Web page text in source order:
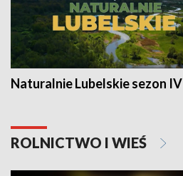
Naturalnie Lubelskie sezon IV
ROLNICTWO I WIEŚ